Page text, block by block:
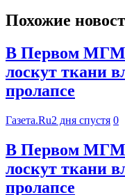
Похожие
В Первом
лоскут ткани
пролапсе
Газета.Ru2 дня спустя 0
В Первом
лоскут ткани
пролапсе